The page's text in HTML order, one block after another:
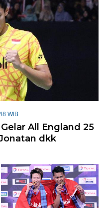
WIB
All England 25
dkk